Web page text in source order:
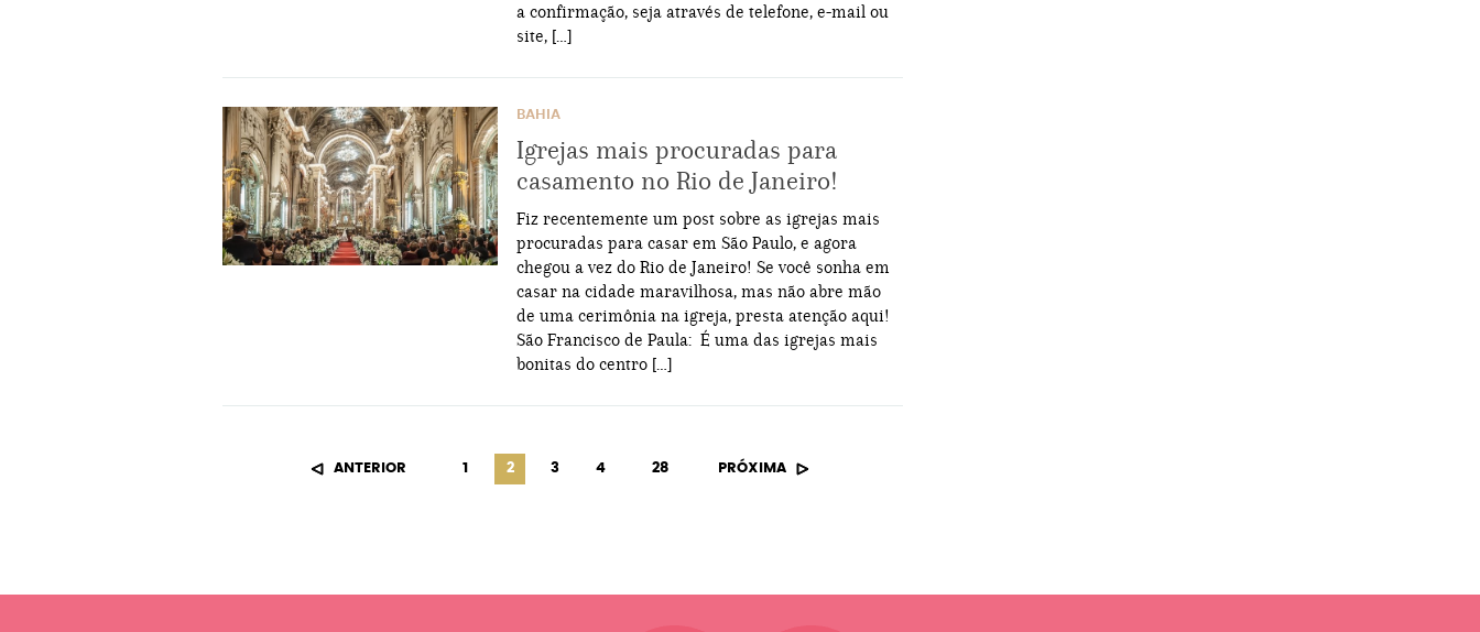
a confirmação, seja através de telefone, e-mail ou
site, […]
BAHIA
Igrejas mais procuradas para
casamento no Rio de Janeiro!
Fiz recentemente um post sobre as igrejas mais
procuradas para casar em São Paulo, e agora
chegou a vez do Rio de Janeiro! Se você sonha em
casar na cidade maravilhosa, mas não abre mão
de uma cerimônia na igreja, presta atenção aqui!
São Francisco de Paula: É uma das igrejas mais
bonitas do centro […]
ANTERIOR 1 2 3 4 28 PRÓXIMA